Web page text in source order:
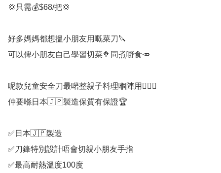
💢只需💰$68/把💢
好多媽媽都想搵小朋友用嘅菜刀🔪
可以俾小朋友自己學習切菜🥦同煮嘢食🥕
呢款兒童安全刀最啱整親子料理嗰陣用💁🏻‍♀️
仲要喺日本🇯🇵製造保質有保證🏆
✅日本🇯🇵製造
✅刀鋒特別設計唔會切親小朋友手指
✅最高耐熱溫度100度